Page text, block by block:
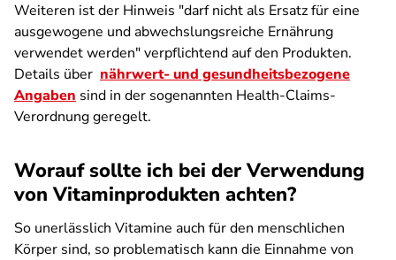
Weiteren ist der Hinweis "darf nicht als Ersatz für eine
ausgewogene und abwechslungsreiche Ernährung
verwendet werden" verpflichtend auf den Produkten.
Details über nährwert- und gesundheitsbezogene
Angaben sind in der sogenannten Health-Claims-
Verordnung geregelt.
Worauf sollte ich bei der Verwendung
von Vitaminprodukten achten?
So unerlässlich Vitamine auch für den menschlichen
Körper sind, so problematisch kann die Einnahme von